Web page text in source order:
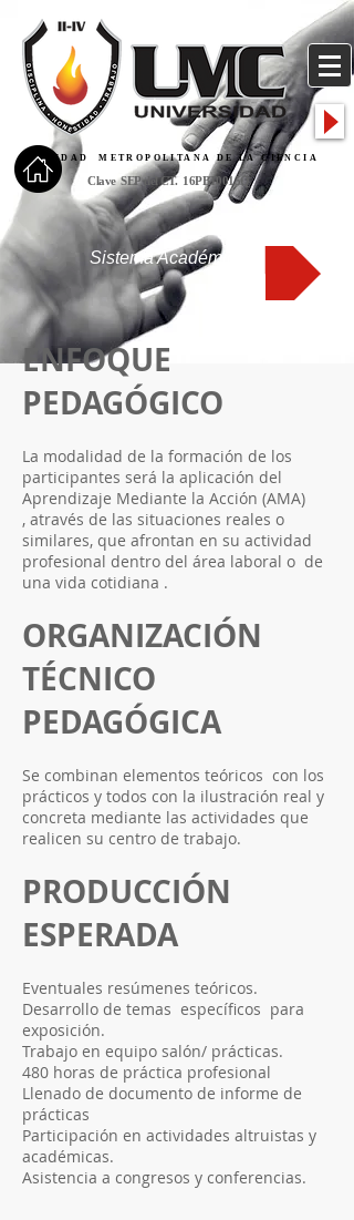
​UNIDAD METROPOLITANA DE LA CIENCIA
Clave SEP del CT. 16PBT0015Q
Sistema Académico
ENFOQUE
PEDAGÓGICO
La modalidad de la formación de los
participantes será la aplicación del
Aprendizaje Mediante la Acción (AMA)
, através de las situaciones reales o
similares, que afrontan en su actividad
profesional dentro del área laboral o de
una vida cotidiana .
ORGANIZACIÓN
TÉCNICO
PEDAGÓGICA
Se combinan elementos teóricos con los
prácticos y todos con la ilustración real y
concreta mediante las actividades que
realicen su centro de trabajo.
PRODUCCIÓN
ESPERADA
Eventuales resúmenes teóricos.
Desarrollo de temas específicos para
exposición.
Trabajo en equipo salón/ prácticas.
480 horas de práctica profesional
Llenado de documento de informe de
prácticas
Participación en actividades altruistas y
académicas.
Asistencia a congresos y conferencias.